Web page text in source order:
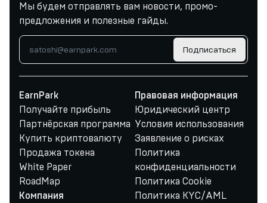
Мы будем отправлять вам новости, промо-
предложения и полезные гайды.
Подписаться
EarnPark
Получайте прибыль
Партнёрская программа
Купить криптовалюту
Продажа токена
White Paper
RoadMap
Компания
Правовая информация
Юридический центр
Условия использования
Заявление о рисках
Политика
конфиденциальности
Политика Cookie
Политика KYC/AML